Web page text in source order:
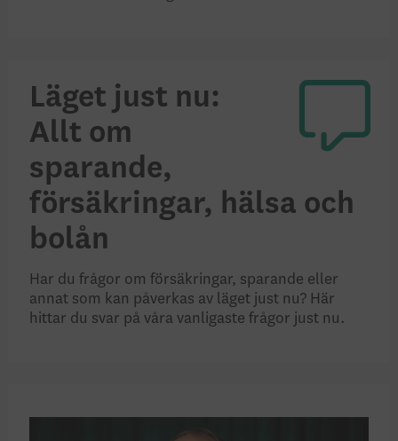
Läget just nu:
Allt om
sparande,
försäkringar, hälsa och
bolån
Har du frågor om försäkringar, sparande eller
annat som kan påverkas av läget just nu? Här
hittar du svar på våra vanligaste frågor just nu.